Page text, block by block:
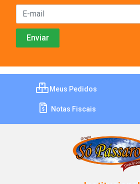
Meus Pedidos
Notas Fiscais